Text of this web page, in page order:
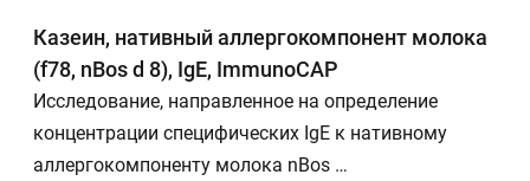
Казеин, нативный аллергокомпонент молока
(f78, nBos d 8), IgE, ImmunoCAP
Исследование, направленное на определение
концентрации специфических IgE к нативному
аллергокомпоненту молока nBos …